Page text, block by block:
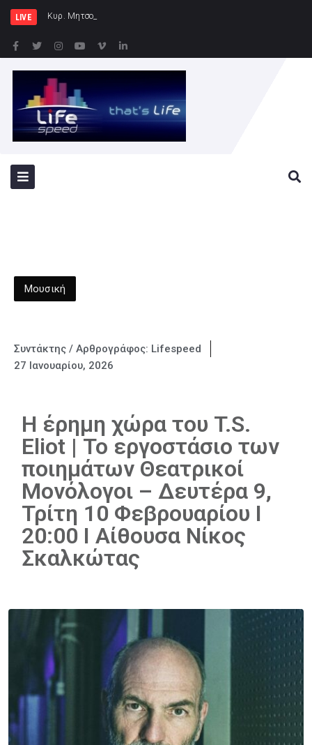
LIVE Κυρ. Μητσοτάκης: Η χώρα δεν μπορεί
Μουσική
Συντάκτης / Αρθρογράφος: Lifespeed
27 Ιανουαρίου, 2026
Η έρημη χώρα του T.S.
Eliot | Το εργοστάσιο των
ποιημάτων Θεατρικοί
Μονόλογοι – Δευτέρα 9,
Τρίτη 10 Φεβρουαρίου Ι
20:00 Ι Αίθουσα Νίκος
Σκαλκώτας